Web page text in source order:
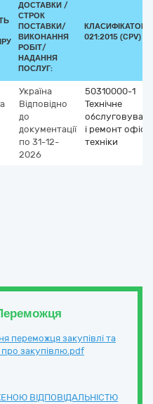
ДОСТАВКИ /
СТРОК
ПОСТАВКИ/
ВИКОНАННЯ
РОБІТ/
НАДАННЯ
ПОСЛУГ:
КЛАСИФІКАТОР
021:2015 (CPV)
Україна
Відповідно
до
документації
по 31-12-
2026
50310000-1
Технічне
і ремонт
техніки
переможця закупівлі та
про закупівлю.pdf
ВІДПОВІДАЛЬНІСТЮ